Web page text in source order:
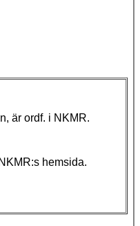
är ordf. i NKMR.
hemsida.